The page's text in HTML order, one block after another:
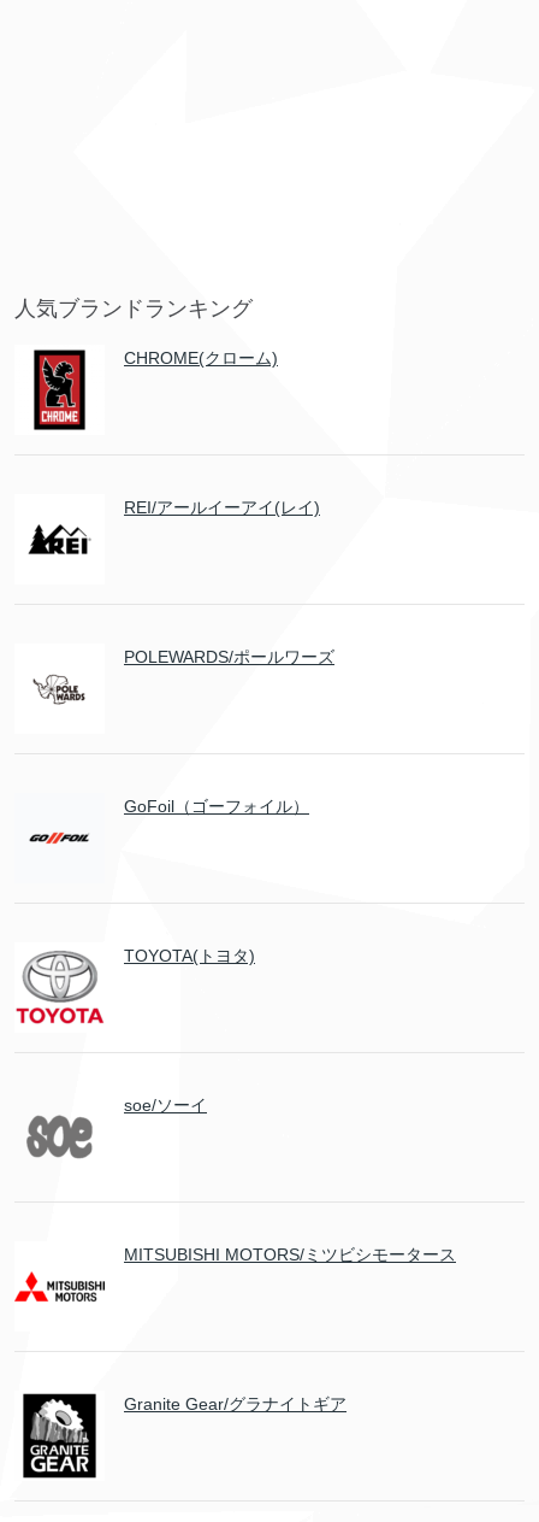
人気ブランドランキング
CHROME(クローム)
REI/アールイーアイ(レイ)
POLEWARDS/ポールワーズ
GoFoil（ゴーフォイル）
TOYOTA(トヨタ)
soe/ソーイ
MITSUBISHI MOTORS/ミツビシモータース
Granite Gear/グラナイトギア